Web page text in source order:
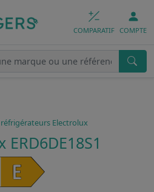
COMPARATIF COMPTE
Electrolux